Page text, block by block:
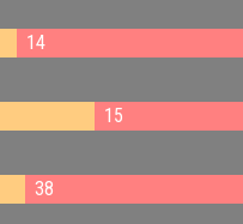
14
15
38